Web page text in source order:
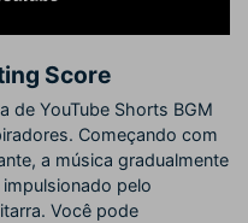
Score
de YouTube Shorts BGM
Começando com
a música gradualmente
pelo
Você pode